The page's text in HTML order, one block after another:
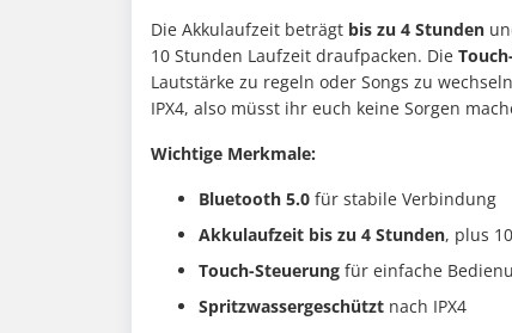
Die Akkulaufzeit beträgt bis zu 4 Stunden
10 Stunden Laufzeit draufpacken. Die
Lautstärke zu regeln oder Songs zu
IPX4, also müsst ihr euch keine Sorgen
Wichtige Merkmale:
Bluetooth 5.0 für stabile Verbindung
Akkulaufzeit bis zu 4 Stunden, plus
Touch-Steuerung für einfache
Spritzwassergeschützt nach IPX4